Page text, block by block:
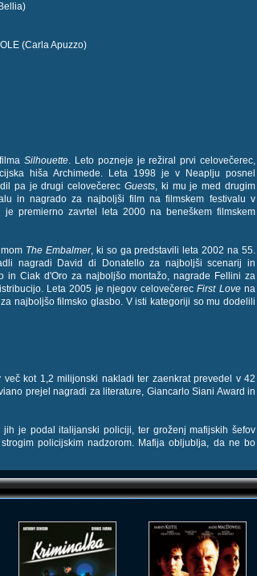
(Carla Apuzzo)
filmaSilhouette. Leto pozneje je režiral prvi celovečerec,
hiša Archimede. Leta 1998 je v Neaplju posnel
pa je drugi celovečerec Guests, ki mu je med drugim
in nagrado za najboljši film na filmskem festivalu v
premierno zavrtel leta 2000 na beneškem filmskem
The Embalmer, ki so ga predstavili leta 2002 na 55.
nagradi David di Donatello za najboljši scenarij in
in Ciak d'Oro za najboljšo montažo, nagrade Fellini za
Leta 2005 je njegov celovečerecFirst Lovena
najboljšo filmsko glasbo. V isti kategoriji so mu dodelili
kot 1,2 milijonski nakladi ter zaenkrat prevedel v 42
prejel nagradi za literature, Giancarlo Siani Award in
je podal italijanski policiji, ter groženj mafijskih šefov
policijskim nadzorom. Mafija obljublja, da ne bo